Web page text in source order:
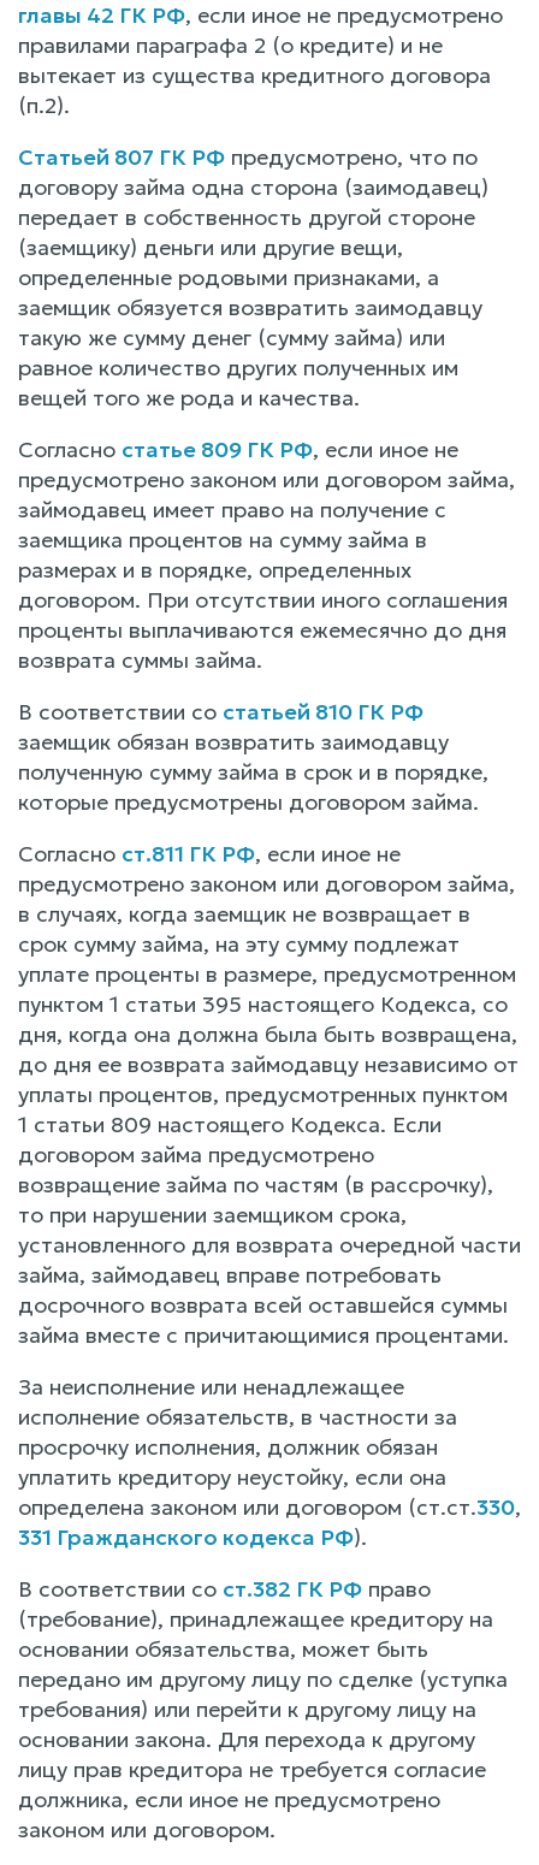
главы 42 ГК РФ, если иное не предусмотрено
правилами параграфа 2 (о кредите) и не
вытекает из существа кредитного договора
(п.2).
Статьей 807 ГК РФ предусмотрено, что по
договору займа одна сторона (заимодавец)
передает в собственность другой стороне
(заемщику) деньги или другие вещи,
определенные родовыми признаками, а
заемщик обязуется возвратить заимодавцу
такую же сумму денег (сумму займа) или
равное количество других полученных им
вещей того же рода и качества.
Согласно статье 809 ГК РФ, если иное не
предусмотрено законом или договором займа,
займодавец имеет право на получение с
заемщика процентов на сумму займа в
размерах и в порядке, определенных
договором. При отсутствии иного соглашения
проценты выплачиваются ежемесячно до дня
возврата суммы займа.
В соответствии со статьей 810 ГК РФ
заемщик обязан возвратить заимодавцу
полученную сумму займа в срок и в порядке,
которые предусмотрены договором займа.
Согласно ст.811 ГК РФ, если иное не
предусмотрено законом или договором займа,
в случаях, когда заемщик не возвращает в
срок сумму займа, на эту сумму подлежат
уплате проценты в размере, предусмотренном
пунктом 1 статьи 395 настоящего Кодекса, со
дня, когда она должна была быть возвращена,
до дня ее возврата займодавцу независимо от
уплаты процентов, предусмотренных пунктом
1 статьи 809 настоящего Кодекса. Если
договором займа предусмотрено
возвращение займа по частям (в рассрочку),
то при нарушении заемщиком срока,
установленного для возврата очередной части
займа, займодавец вправе потребовать
досрочного возврата всей оставшейся суммы
займа вместе с причитающимися процентами.
За неисполнение или ненадлежащее
исполнение обязательств, в частности за
просрочку исполнения, должник обязан
уплатить кредитору неустойку, если она
определена законом или договором (ст.ст.330,
331 Гражданского кодекса РФ).
В соответствии со ст.382 ГК РФ право
(требование), принадлежащее кредитору на
основании обязательства, может быть
передано им другому лицу по сделке (уступка
требования) или перейти к другому лицу на
основании закона. Для перехода к другому
лицу прав кредитора не требуется согласие
должника, если иное не предусмотрено
законом или договором.